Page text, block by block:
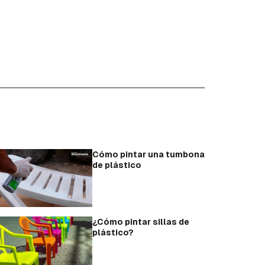
Cómo pintar una tumbona
de plástico
¿Cómo pintar sillas de
plástico?